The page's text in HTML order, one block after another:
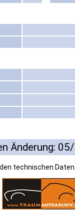
Änderung:
technischen